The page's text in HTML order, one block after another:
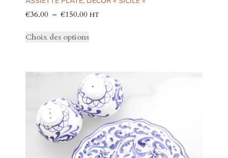
€36.00 – €150.00 HT
Choix des options